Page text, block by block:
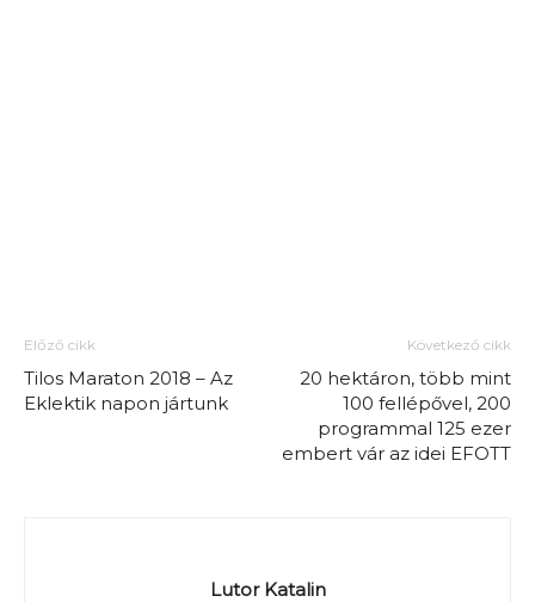
Előző cikk
Tilos Maraton 2018 – Az
Eklektik napon jártunk
Következő cikk
20 hektáron, több mint
100 fellépővel, 200
programmal 125 ezer
embert vár az idei EFOTT
Lutor Katalin